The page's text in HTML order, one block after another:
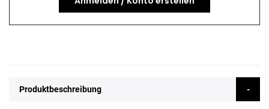
Produktbeschreibung